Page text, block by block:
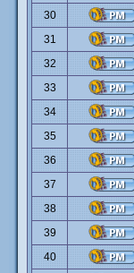
30
31
32
33
34
35
36
37
38
39
40